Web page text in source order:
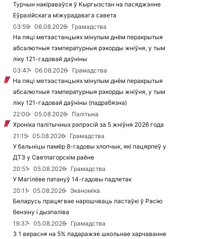
Турчын накіраваўся ў Кыргызстан на пасяджэнне
Еўразійскага міжурадавага савета
03:59
06.08.2026
Грамадства
На пяці метэастанцыях мінулым днём перакрытыя
абсалютныя тэмпературныя рэкорды жніўня, у тым
ліку 121-гадовай даўніны
03:47
06.08.2026
Грамадства
На пяці метэастанцыях мінулым днём перакрытыя
абсалютныя тэмпературныя рэкорды жніўня, у тым
ліку 121-гадовай даўніны (падрабязна)
22:00
05.08.2026
Палітыка
Хроніка палітычных рэпрэсій за 5 жніўня 2026 года
21:15
05.08.2026
Грамадства
У бальніцы памёр 8-гадовы хлопчык, які пацярпеў у
ДТЗ у Светлагорскім раёне
20:51
05.08.2026
Грамадства
У Магілёве патануў 14-гадовы падлетак
20:11
05.08.2026
Эканоміка
Беларусь працягвае нарошчваць пастаўкі ў Расію
бензіну і дызпаліва
19:37
05.08.2026
Грамадства
З 1 верасня на 5% падаражэе школьнае харчаванне